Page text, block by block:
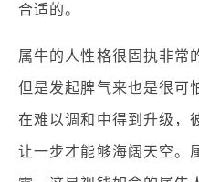
合适的。
属牛的人性格很固执非常
但是发起脾气来也是很可
在难以调和中得到升级，
让一步才能够海阔天空。